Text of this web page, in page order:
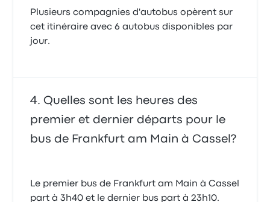
Plusieurs compagnies d'autobus opèrent sur
cet itinéraire avec 6 autobus disponibles par
jour.
Quelles sont les heures des
premier et dernier départs pour le
bus de Frankfurt am Main à Cassel?
Le premier bus de Frankfurt am Main à Cassel
part à 3h40 et le dernier bus part à 23h10.